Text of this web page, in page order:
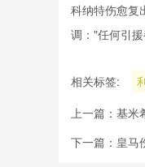
科纳特伤愈复
调："任何引
相关标签:
上一篇： 基米
下一篇： 皇马